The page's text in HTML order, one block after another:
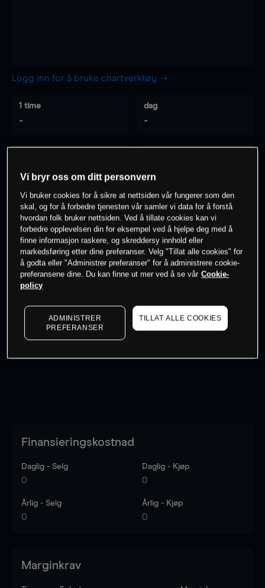
Logg inn for å bruke chartverktøy
1 time
-
dag
-
-
0% av kunder erpå dette instrumentet
Søk om konto
Log in
Finansieringskostnad
Daglig - Selg
0
Daglig - Kjøp
0
Årlig - Selg
0
Årlig - Kjøp
0
Marginkrav
Vi bryr oss om ditt personvern
Vi bruker cookies for å sikre at nettsiden vår fungerer som den
skal, og for å forbedre tjenesten vår samler vi data for å forstå
hvordan folk bruker nettsiden. Ved å tillate cookies kan vi
forbedre opplevelsen din for eksempel ved å hjelpe deg med å
finne informasjon raskere, og skreddersy innhold eller
markedsføring etter dine preferanser. Velg "Tillat alle cookies" for
å godta eller "Administrer preferanser" for å administrere cookie-
preferansene dine. Du kan finne ut mer ved å se vår Cookie-
policy
ADMINISTRER
PREFERANSER
TILLAT ALLE COOKIES